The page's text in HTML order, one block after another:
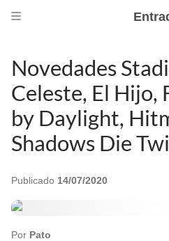
Novedades
Celeste, El Hijo,
by Daylight,
Shadows Die
Publicado 14/07/2020
Por Pato